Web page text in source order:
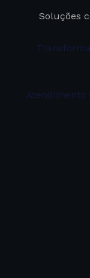
Soluções
Atendimento